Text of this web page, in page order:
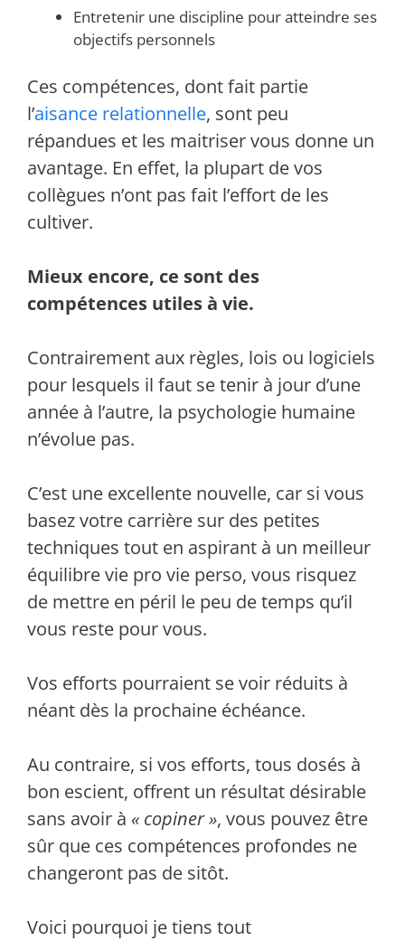
Entretenir une discipline pour atteindre ses
objectifs personnels
Ces compétences, dont fait partie
l’aisance relationnelle, sont peu
répandues et les maitriser vous donne un
avantage. En effet, la plupart de vos
collègues n’ont pas fait l’effort de les
cultiver.
Mieux encore, ce sont des
compétences utiles à vie.
Contrairement aux règles, lois ou logiciels
pour lesquels il faut se tenir à jour d’une
année à l’autre, la psychologie humaine
n’évolue pas.
C’est une excellente nouvelle, car si vous
basez votre carrière sur des petites
techniques tout en aspirant à un meilleur
équilibre vie pro vie perso, vous risquez
de mettre en péril le peu de temps qu’il
vous reste pour vous.
Vos efforts pourraient se voir réduits à
néant dès la prochaine échéance.
Au contraire, si vos efforts, tous dosés à
bon escient, offrent un résultat désirable
sans avoir à « copiner », vous pouvez être
sûr que ces compétences profondes ne
changeront pas de sitôt.
Voici pourquoi je tiens tout